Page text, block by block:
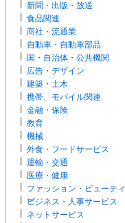
新聞・出版・放送
食品関連
商社・流通業
自動車・自動車部品
国・自治体・公共機関
広告・デザイン
建築・土木
携帯、モバイル関連
金融・保険
教育
機械
外食・フードサービス
運輸・交通
医療・健康
ファッション・ビューティ
ー
ビジネス・人事サービス
ネットサービス